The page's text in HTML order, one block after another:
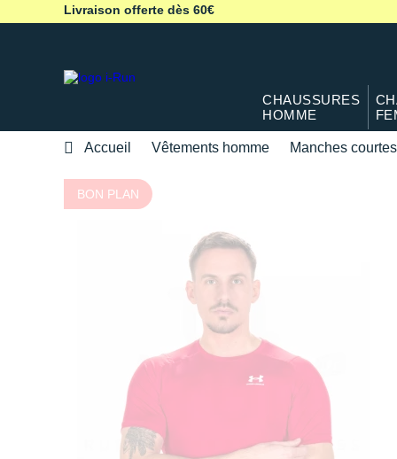
Livraison offerte dès 60€
CHAUSSURES
HOMME
Accueil Vêtements homme Manches courtes
BON PLAN